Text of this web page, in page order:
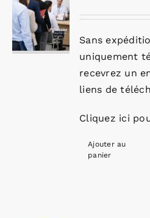
Sans
uniquement
recevrez un
liens de
Cliquez ici
Ajouter au
panier